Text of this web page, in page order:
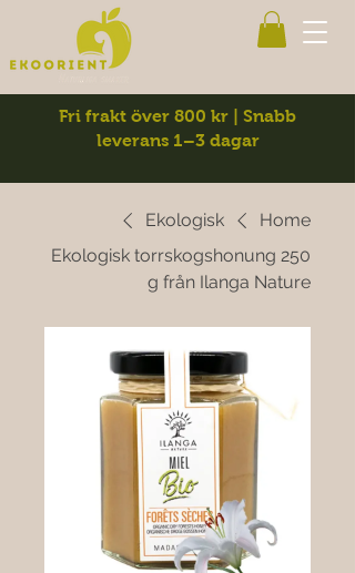
Fri frakt över 800 kr | Snabb
leverans 1–3 dagar
Home
Ekologisk
Ekologisk torrskogshonung 250
g från Ilanga Nature